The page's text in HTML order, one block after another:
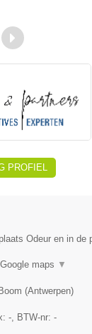
PROFIEL
Odeur en in de
Google maps ▼
Boom (Antwerpen)
-, BTW-nr: -